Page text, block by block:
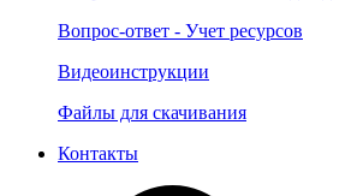
Вопрос-ответ - Учет ресурсов
Видеоинструкции
Файлы для скачивания
Контакты